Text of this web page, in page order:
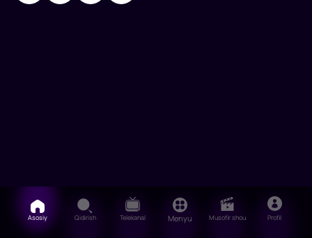
Asosiy Qidirish Telekanal Menyu Musofir shou Profil